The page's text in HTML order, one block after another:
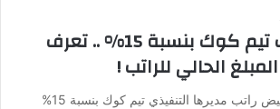
أبل تخفض راتب تيم كوك بنسبة 15% .. تعرف
الحالي للراتب !
قامت شركة أبل بتخفيض راتب مديرها التنفيذي تيم كوك بنسبة 15%